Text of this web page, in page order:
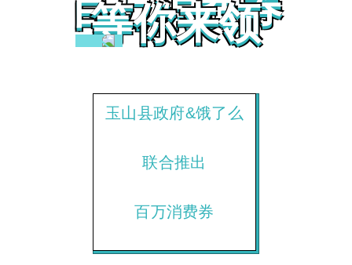
等你来领
玉山县政府&饿了么
联合推出
百万消费券